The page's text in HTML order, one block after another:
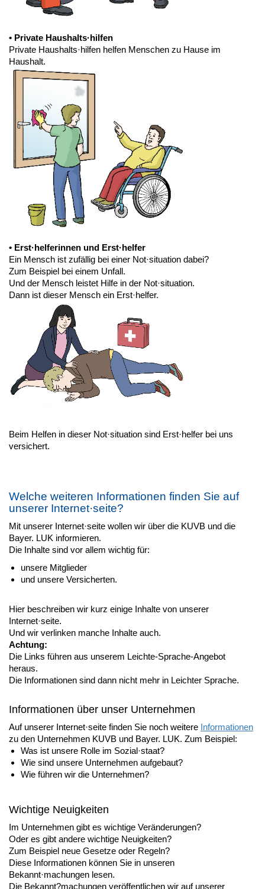
• Private Haushalts·hilfen
Private Haushalts·hilfen helfen Menschen zu Hause im
Haushalt.
• Erst·helferinnen und Erst·helfer
Ein Mensch ist zufällig bei einer Not·situation dabei?
Zum Beispiel bei einem Unfall.
Und der Mensch leistet Hilfe in der Not·situation.
Dann ist dieser Mensch ein Erst·helfer.
Beim Helfen in dieser Not·situation sind Erst·helfer bei uns
versichert.
Welche weiteren Informationen finden Sie auf
unserer Internet·seite?
Mit unserer Internet·seite wollen wir über die KUVB und die
Bayer. LUK informieren.
Die Inhalte sind vor allem wichtig für:
unsere Mitglieder
und unsere Versicherten.
Hier beschreiben wir kurz einige Inhalte von unserer
Internet·seite.
Und wir verlinken manche Inhalte auch.
Achtung:
Die Links führen aus unserem Leichte-Sprache-Angebot
heraus.
Die Informationen sind dann nicht mehr in Leichter Sprache.
Informationen über unser Unternehmen
Auf unserer Internet·seite finden Sie noch weitere Informationen
zu den Unternehmen KUVB und Bayer. LUK. Zum Beispiel:
Was ist unsere Rolle im Sozial·staat?
Wie sind unsere Unternehmen aufgebaut?
Wie führen wir die Unternehmen?
Wichtige Neuigkeiten
Im Unternehmen gibt es wichtige Veränderungen?
Oder es gibt andere wichtige Neuigkeiten?
Zum Beispiel neue Gesetze oder Regeln?
Diese Informationen können Sie in unseren
Bekannt·machungen lesen.
Die Bekannt?machungen veröffentlichen wir auf unserer